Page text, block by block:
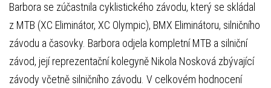
Barbora se zúčastnila cyklistického závodu, který se skládal
z MTB (XC Eliminátor, XC Olympic), BMX Eliminátoru, silničního
závodu a časovky. Barbora odjela kompletní MTB a silniční
závod, její reprezentační kolegyně Nikola Nosková zbývající
závody včetně silničního závodu. V celkovém hodnocení